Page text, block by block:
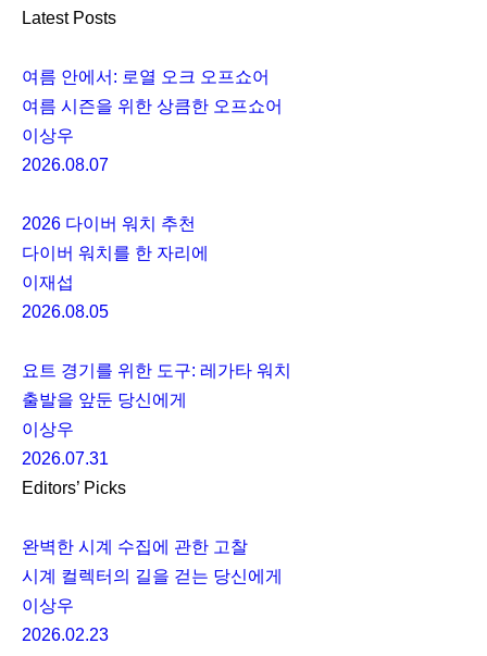
Latest Posts
여름 안에서: 로열 오크 오프쇼어
여름 시즌을 위한 상큼한 오프쇼어
이상우
2026.08.07
2026 다이버 워치 추천
다이버 워치를 한 자리에
이재섭
2026.08.05
요트 경기를 위한 도구: 레가타 워치
출발을 앞둔 당신에게
이상우
2026.07.31
Editors’ Picks
완벽한 시계 수집에 관한 고찰
시계 컬렉터의 길을 걷는 당신에게
이상우
2026.02.23